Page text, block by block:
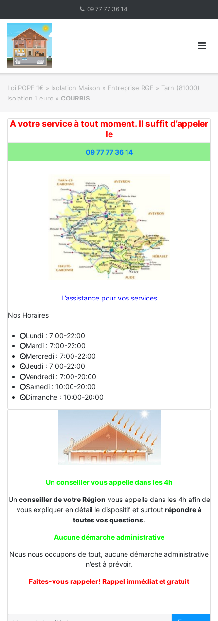
content
09 77 77 36 14
Loi POPE 1€ » Isolation Maison » Entreprise RGE » Tarn (81000)
Isolation 1 euro » COURRIS
A votre service à tout moment. Il suffit d’appeler
le
09 77 77 36 14
L’assistance pour vos services
Nos Horaires
Lundi : 7:00-22:00
Mardi : 7:00-22:00
Mercredi : 7:00-22:00
Jeudi : 7:00-22:00
Vendredi : 7:00-20:00
Samedi : 10:00-20:00
Dimanche : 10:00-20:00
Un conseiller vous appelle dans les 4h
Un conseiller de votre Région vous appelle dans les 4h afin de
vous expliquer en détail le dispositif et surtout répondre à
toutes vos questions.
Aucune démarche administrative
Nous nous occupons de tout, aucune démarche administrative
n'est à prévoir.
Faites-vous rappeler! Rappel immédiat et gratuit